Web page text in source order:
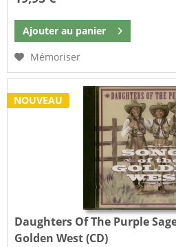
Ajouter au panier
Mémoriser
NOUVEAU
Daughters Of The Purple
Golden West (CD)